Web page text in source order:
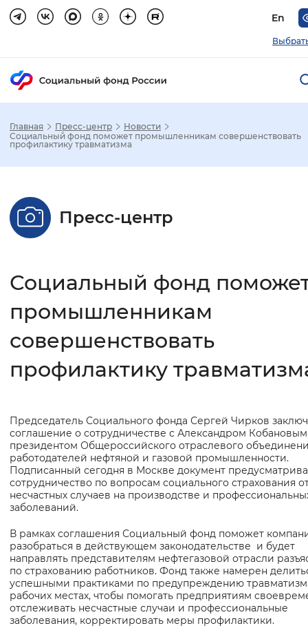
En
Настройка режима отображения
Стандартный
Интервал между буквами
Нормальный
Монохромный Инверсивный
Синий фон
Изображения
Звуковой ассистент
Воспроизвести Остановить
Главная Пресс-центр
Новости
Социальный фонд поможет промышленникам совершенствовать
профилактику травматизма
Пресс-центр
Социальный фонд
промышленникам
совершенствовать
профилактику
Основная
информация
Председатель Социального фонда Сергей Чирков
соглашение о сотрудничестве с Александром
президентом Общероссийского отраслевого
работодателей нефтяной и газовой промышленности.
Подписанный сегодня в Москве документ
сотрудничество по вопросам социального страхования
несчастных случаев на производстве и
заболеваний.
В рамках соглашения Социальный фонд поможет
разобраться в действующем законодательстве и будет
направлять представителям нефтегазовой отрасли
по страхованию работников. Фонд также намерен
успешными практиками по предупреждению
рабочих местах, чтобы помогать предприятиям
отслеживать несчастные случаи и профессиональные
заболевания, корректировать меры профилактики.